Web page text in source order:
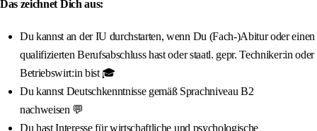
Das zeichnet Dich aus:
Du kannst an der IU durchstarten, wenn Du (Fach-)Abitur oder einen
qualifizierten Berufsabschluss hast oder staatl. gepr. Techniker:in oder
Betriebswirt:in bist 🎓
Du kannst Deutschkenntnisse gemäß Sprachniveau B2
nachweisen 💬
Du hast Interesse für wirtschaftliche und psychologische